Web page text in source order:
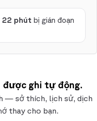
22 phút bị gián đoạn
được ghi tự động.
— sở thích, lịch sử, dịch
thay cho bạn.